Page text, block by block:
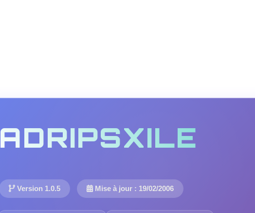
ADRIPSXILE
Version 1.0.5 Mise à jour : 19/02/2006